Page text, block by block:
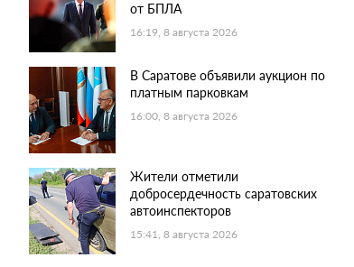
от БПЛА
16:19, 8 августа 2026
В Саратове объявили аукцион по
платным парковкам
16:00, 8 августа 2026
Жители отметили
добросердечность саратовских
автоинспекторов
15:41, 8 августа 2026